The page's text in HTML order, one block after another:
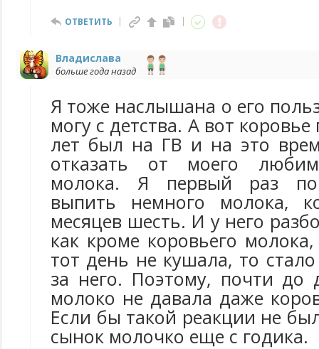
ОТВЕТИТЬ
Владислава
больше года назад
Я тоже наслышана о его
могу с детства. А вот
лет был на ГВ и на это
отказать от моего
молока. Я первый раз
выпить немного молока,
месяцев шесть. И у него
как кроме коровьего
тот день не кушала, то
за него. Поэтому, почти до
молоко не давала даже
Если бы такой реакции не
сынок молочко еще с годика.